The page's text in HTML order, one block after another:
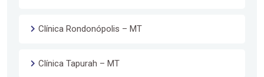
Clínica Rondonópolis – MT
Clínica Tapurah – MT